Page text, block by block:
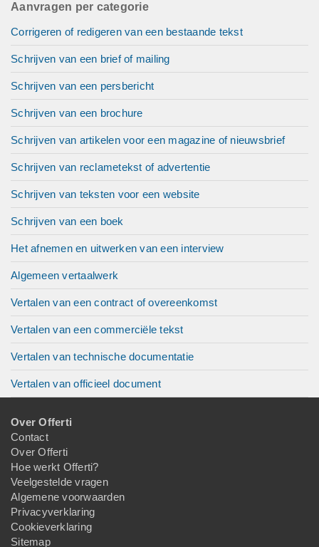
Aanvragen per categorie
Corrigeren of redigeren van een bestaande tekst
Schrijven van een brief of mailing
Schrijven van een persbericht
Schrijven van een brochure
Schrijven van artikelen voor een magazine of nieuwsbrief
Schrijven van reclametekst of advertentie
Schrijven van teksten voor een website
Schrijven van een boek
Het afnemen en uitwerken van een interview
Algemeen vertaalwerk
Vertalen van een contract of overeenkomst
Vertalen van een commerciële tekst
Vertalen van technische documentatie
Vertalen van officieel document
Over Offerti
Contact
Over Offerti
Hoe werkt Offerti?
Veelgestelde vragen
Algemene voorwaarden
Privacyverklaring
Cookieverklaring
Sitemap